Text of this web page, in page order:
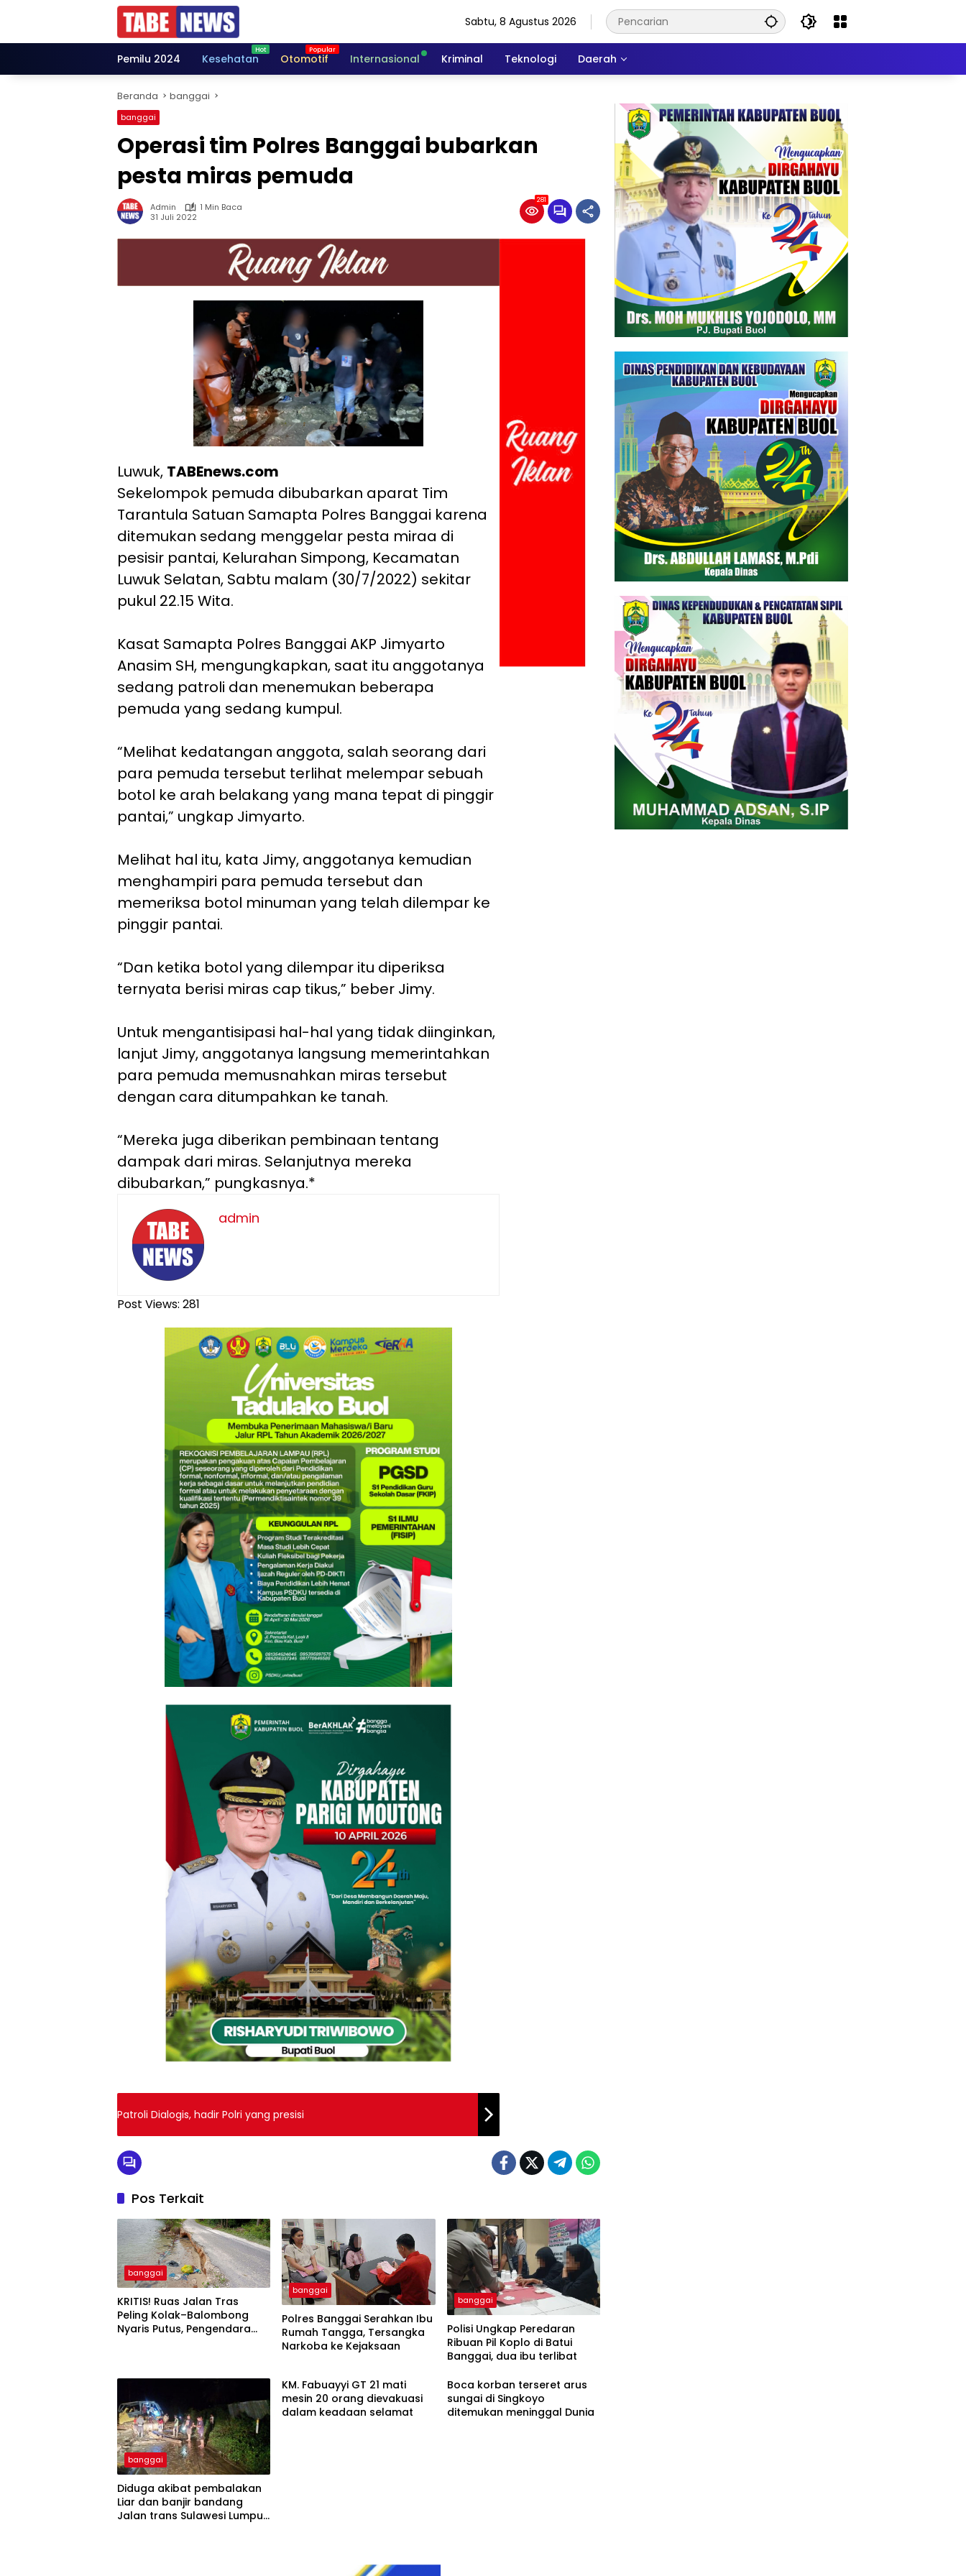
Sabtu, 8 Agustus 2026
Pemilu 2024 Kesehatan Otomotif Internasional Kriminal Teknologi Daerah
Beranda banggai
banggai
Operasi tim Polres Banggai bubarkan
pesta miras pemuda
Admin
1 Min Baca
31 Juli 2022
281
Luwuk, TABEnews.com
Sekelompok pemuda dibubarkan aparat Tim
Tarantula Satuan Samapta Polres Banggai karena
ditemukan sedang menggelar pesta miraa di
pesisir pantai, Kelurahan Simpong, Kecamatan
Luwuk Selatan, Sabtu malam (30/7/2022) sekitar
pukul 22.15 Wita.
Kasat Samapta Polres Banggai AKP Jimyarto
Anasim SH, mengungkapkan, saat itu anggotanya
sedang patroli dan menemukan beberapa
pemuda yang sedang kumpul.
“Melihat kedatangan anggota, salah seorang dari
para pemuda tersebut terlihat melempar sebuah
botol ke arah belakang yang mana tepat di pinggir
pantai,” ungkap Jimyarto.
Melihat hal itu, kata Jimy, anggotanya kemudian
menghampiri para pemuda tersebut dan
memeriksa botol minuman yang telah dilempar ke
pinggir pantai.
“Dan ketika botol yang dilempar itu diperiksa
ternyata berisi miras cap tikus,” beber Jimy.
Untuk mengantisipasi hal-hal yang tidak diinginkan,
lanjut Jimy, anggotanya langsung memerintahkan
para pemuda memusnahkan miras tersebut
dengan cara ditumpahkan ke tanah.
“Mereka juga diberikan pembinaan tentang
dampak dari miras. Selanjutnya mereka
dibubarkan,” pungkasnya.*
admin
Post Views: 281
Patroli Dialogis, hadir Polri yang presisi
Pos Terkait
banggai
KRITIS! Ruas Jalan Tras
Peling Kolak–Balombong
Nyaris Putus, Pengendara
banggai
Polres Banggai Serahkan Ibu
Rumah Tangga, Tersangka
Narkoba ke Kejaksaan
banggai
Polisi Ungkap Peredaran
Ribuan Pil Koplo di Batui
Banggai, dua ibu terlibat
banggai
Diduga akibat pembalakan
Liar dan banjir bandang
Jalan trans Sulawesi Lumpuh
KM. Fabuayyi GT 21 mati
mesin 20 orang dievakuasi
dalam keadaan selamat
Boca korban terseret arus
sungai di Singkoyo
ditemukan meninggal Dunia